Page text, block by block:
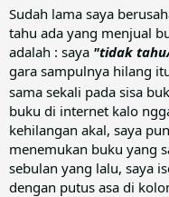
Sudah lama saya
tahu ada yang menjual
adalah : saya "tidak
gara sampulnya hilang
sama sekali pada sisa
buku di internet kalo
kehilangan akal, saya
menemukan buku yang
sebulan yang lalu, saya
dengan putus asa di